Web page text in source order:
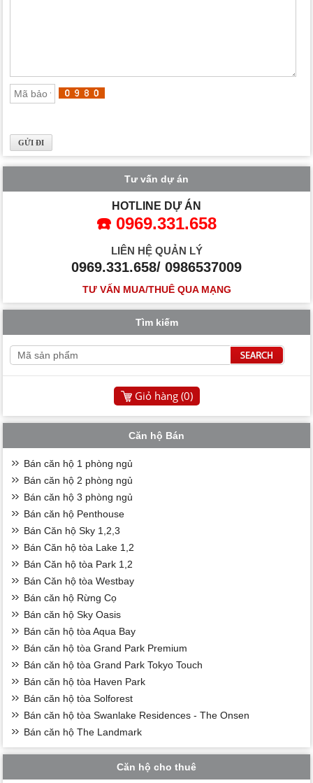
Tư vấn dự án
HOTLINE DỰ ÁN
☎️ 0969.331.658
LIÊN HỆ QUẢN LÝ
0969.331.658/ 0986537009
TƯ VẤN MUA/THUÊ QUA MẠNG
Tìm kiếm
Giỏ hàng (0)
Căn hộ Bán
Bán căn hộ 1 phòng ngủ
Bán căn hộ 2 phòng ngủ
Bán căn hộ 3 phòng ngủ
Bán căn hộ Penthouse
Bán Căn hộ Sky 1,2,3
Bán Căn hộ tòa Lake 1,2
Bán Căn hộ tòa Park 1,2
Bán Căn hộ tòa Westbay
Bán căn hộ Rừng Cọ
Bán căn hộ Sky Oasis
Bán căn hộ tòa Aqua Bay
Bán căn hộ tòa Grand Park Premium
Bán căn hộ tòa Grand Park Tokyo Touch
Bán căn hộ tòa Haven Park
Bán căn hộ tòa Solforest
Bán căn hộ tòa Swanlake Residences - The Onsen
Bán căn hộ The Landmark
Căn hộ cho thuê